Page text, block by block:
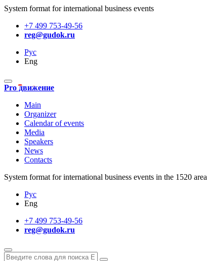
System format for international business events
+7 499 753-49-56
reg@gudok.ru
Рус
Eng
Pro движение
Main
Organizer
Calendar of events
Media
Speakers
News
Contacts
System format for international business events in the 1520 area
Рус
Eng
+7 499 753-49-56
reg@gudok.ru